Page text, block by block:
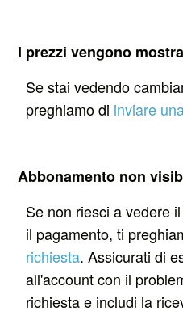
I prezzi vengono
Se stai vedendo
preghiamo di inviare
Abbonamento non
Se non riesci a vedere
il pagamento, ti
richiesta. Assicurati di
all'account con il
richiesta e includi la